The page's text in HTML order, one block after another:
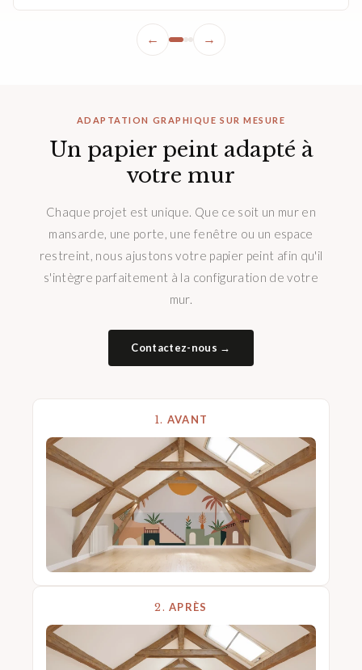
← →
ADAPTATION GRAPHIQUE SUR MESURE
Un papier peint adapté à
votre mur
Chaque projet est unique. Que ce soit un mur en
mansarde, une porte, une fenêtre ou un espace
restreint, nous ajustons votre papier peint afin qu'il
s'intègre parfaitement à la configuration de votre
mur.
Contactez-nous →
1. AVANT
2. APRÈS